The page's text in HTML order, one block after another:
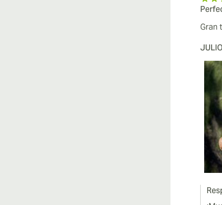
Gran